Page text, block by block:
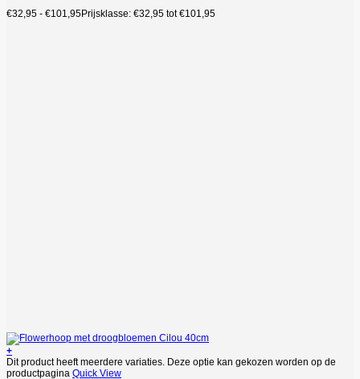
€32,95 - €101,95Prijsklasse: €32,95 tot €101,95
+
Dit product heeft meerdere variaties. Deze optie kan gekozen worden op de
productpagina Quick View